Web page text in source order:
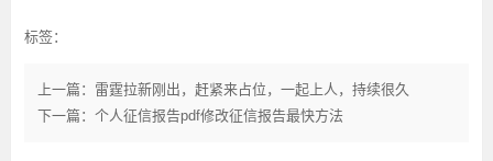
标签：
上一篇：雷霆拉新刚出，赶紧来占位，一起上人，持续很久
下一篇：个人征信报告pdf修改征信报告最快方法